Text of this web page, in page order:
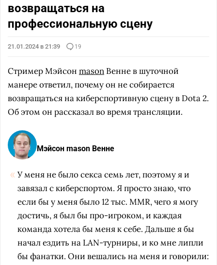
возвращаться на
профессиональную сцену
21.01.2024 в 21:39 19
Стример Мэйсон mason Венне в шуточной
манере ответил, почему он не собирается
возвращаться на киберспортивную сцену в Dota 2.
Об этом он рассказал во время трансляции.
Мэйсон mason Венне
У меня не было секса семь лет, поэтому я и
завязал с киберспортом. Я просто знаю, что
если бы у меня было 12 тыс. MMR, чего я могу
достичь, я был бы про-игроком, и каждая
команда хотела бы меня к себе. Дальше я бы
начал ездить на LAN-турниры, и ко мне липли
бы фанатки. Они вешались на меня и говорили: